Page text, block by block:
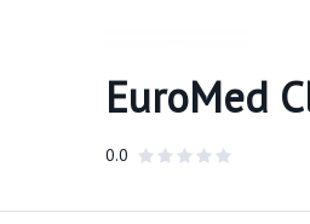
EuroMed
0.0